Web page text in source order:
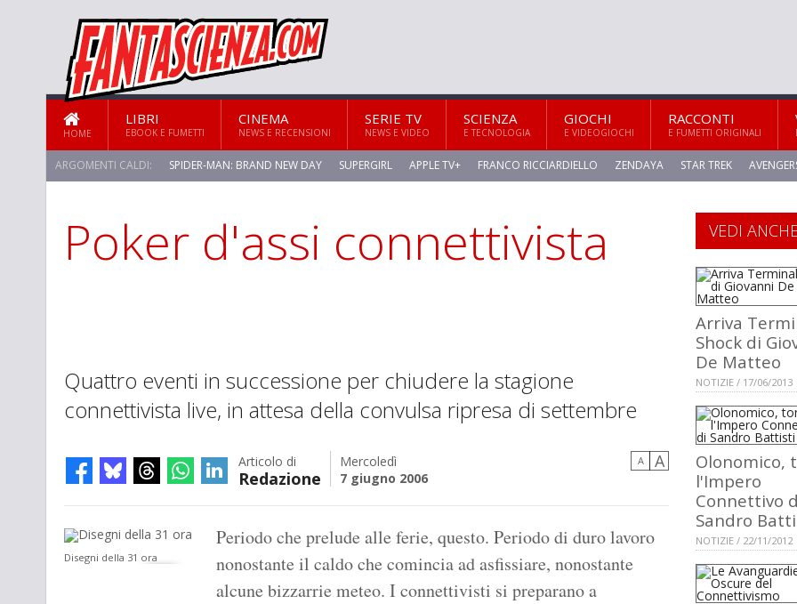
HOME
LIBRI
EBOOK E FUMETTI
CINEMA
NEWS E RECENSIONI
SERIE TV
NEWS E VIDEO
SCIENZA
E TECNOLOGIA
GIOCHI
E VIDEOGIOCHI
RACCONTI
E FUMETTI ORIGINALI
ARGOMENTI CALDI: SPIDER-MAN: BRAND NEW DAY SUPERGIRL APPLE TV+ FRANCO RICCIARDIELLO ZENDAYA STAR TREK
STAR TREK: STRANGE NEW WORLDS
Poker d'assi connettivista
Quattro eventi in successione per chiudere la stagione
connettivista live, in attesa della convulsa ripresa di settembre
Articolo di
Redazione
Mercoledì
7 giugno 2006
A A
Disegni della 31 ora
Periodo che prelude alle ferie, questo. Periodo di duro lavoro
nonostante il caldo che comincia ad asfissiare, nonostante
alcune bizzarrie meteo. I connettivisti si preparano a
VEDI ANCHE
Arriva
Shock di
De Matteo
NOTIZIE / 17/06/2013
Olonomico,
l'Impero
Connettivo
Sandro
NOTIZIE / 22/11/2012